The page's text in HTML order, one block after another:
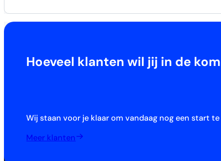
Hoeveel klanten wil jij in de
Wij staan voor je klaar om vandaag nog een start
Meer klanten